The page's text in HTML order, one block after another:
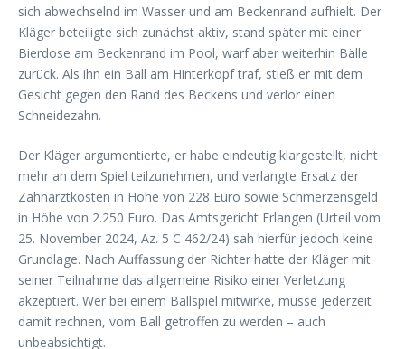
sich abwechselnd im Wasser und am Beckenrand aufhielt. Der
Kläger beteiligte sich zunächst aktiv, stand später mit einer
Bierdose am Beckenrand im Pool, warf aber weiterhin Bälle
zurück. Als ihn ein Ball am Hinterkopf traf, stieß er mit dem
Gesicht gegen den Rand des Beckens und verlor einen
Schneidezahn.
Der Kläger argumentierte, er habe eindeutig klargestellt, nicht
mehr an dem Spiel teilzunehmen, und verlangte Ersatz der
Zahnarztkosten in Höhe von 228 Euro sowie Schmerzensgeld
in Höhe von 2.250 Euro. Das Amtsgericht Erlangen (Urteil vom
25. November 2024, Az. 5 C 462/24) sah hierfür jedoch keine
Grundlage. Nach Auffassung der Richter hatte der Kläger mit
seiner Teilnahme das allgemeine Risiko einer Verletzung
akzeptiert. Wer bei einem Ballspiel mitwirke, müsse jederzeit
damit rechnen, vom Ball getroffen zu werden – auch
unbeabsichtigt.